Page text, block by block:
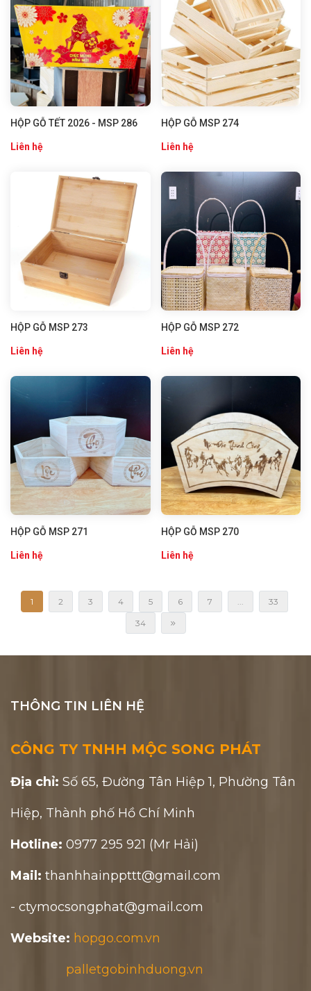
HỘP GỖ TẾT 2026 - MSP 286
Liên hệ
HỘP GỖ MSP 274
Liên hệ
HỘP GỖ MSP 273
Liên hệ
HỘP GỖ MSP 272
Liên hệ
HỘP GỖ MSP 271
Liên hệ
HỘP GỖ MSP 270
Liên hệ
1 2 3 4 5 6 7 ... 33
34
THÔNG TIN LIÊN HỆ
CÔNG TY TNHH MỘC SONG PHÁT
Địa chỉ: Số 65, Đường Tân Hiệp 1, Phường Tân
Hiệp, Thành phố Hồ Chí Minh
Hotline: 0977 295 921 (Mr Hải)
Mail: thanhhainppttt@gmail.com
- ctymocsongphat@gmail.com
Website: hopgo.com.vn
palletgobinhduong.vn